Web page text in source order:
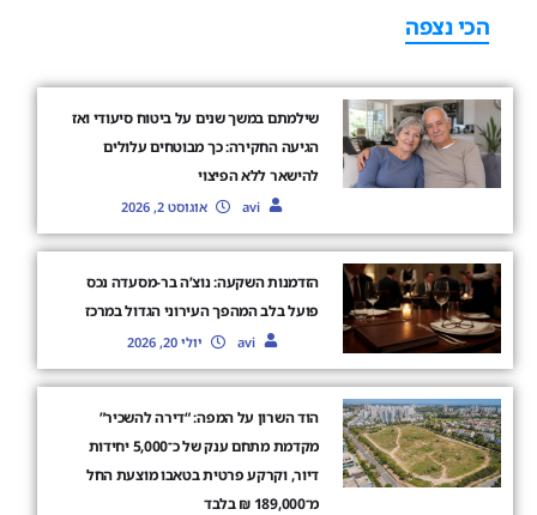
הכי נצפה
שילמתם במשך שנים על ביטוח סיעודי ואז
הגיעה החקירה: כך מבוטחים עלולים
להישאר ללא הפיצוי
avi אוגוסט 2, 2026
הזדמנות השקעה: נוצ’ה בר-מסעדה נכס
פועל בלב המהפך העירוני הגדול במרכז
avi יולי 20, 2026
הוד השרון על המפה: “דירה להשכיר”
מקדמת מתחם ענק של כ־5,000 יחידות
דיור, וקרקע פרטית בטאבו מוצעת החל
מ־189,000 ₪ בלבד